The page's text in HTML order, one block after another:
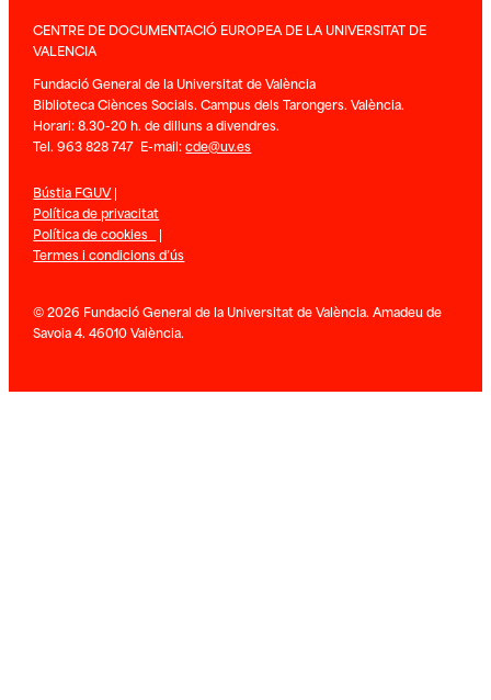
CENTRE DE DOCUMENTACIÓ EUROPEA DE LA UNIVERSITAT DE
VALENCIA
Fundació General de la Universitat de València
Biblioteca Ciènces Socials. Campus dels Tarongers. València.
Horari: 8.30-20 h. de dilluns a divendres.
Tel. 963 828 747 E-mail:cde@uv.es
Bústia FGUV|
Política de privacitat
Política de cookies |
Termes i condicions d’ús
© 2026 Fundació General de la Universitat de València. Amadeu de
Savoia 4. 46010 València.